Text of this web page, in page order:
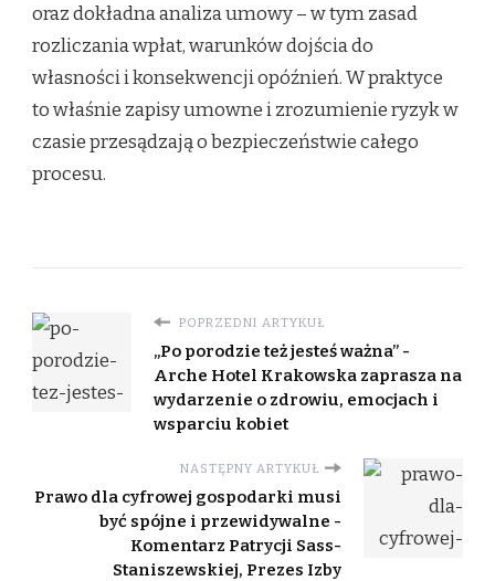
oraz dokładna analiza umowy – w tym zasad
rozliczania wpłat, warunków dojścia do
własności i konsekwencji opóźnień. W praktyce
to właśnie zapisy umowne i zrozumienie ryzyk w
czasie przesądzają o bezpieczeństwie całego
procesu.
POPRZEDNI ARTYKUŁ
„Po porodzie też jesteś ważna” -
Arche Hotel Krakowska zaprasza na
wydarzenie o zdrowiu, emocjach i
wsparciu kobiet
NASTĘPNY ARTYKUŁ
Prawo dla cyfrowej gospodarki musi
być spójne i przewidywalne -
Komentarz Patrycji Sass-
Staniszewskiej, Prezes Izby